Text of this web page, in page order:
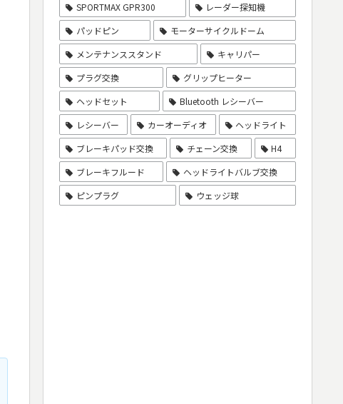
SPORTMAX GPR300
レーダー探知機
パッドピン
モーターサイクルドーム
メンテナンススタンド
キャリパー
プラグ交換
グリップヒーター
ヘッドセット
Bluetooth レシーバー
レシーバー
カーオーディオ
ヘッドライト
ブレーキパッド交換
チェーン交換
H4
ブレーキフルード
ヘッドライトバルブ交換
ピンプラグ
ウェッジ球